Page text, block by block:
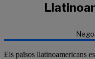
Els països llatinoamericans